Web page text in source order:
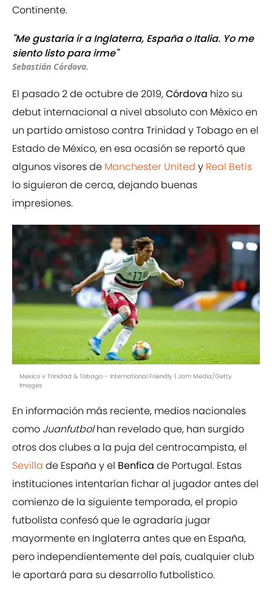
Continente.
"Me gustaría ir a Inglaterra, España o Italia. Yo me
siento listo para irme"
Sebastián Córdova.
El pasado 2 de octubrede 2019,Córdova hizo su
debut internacional a nivel absoluto con Méxicoen
un partido amistoso contra Trinidad y Tobagoen el
Estado de México, en esa ocasión se reportó que
algunos visores de Manchester United y Real Betis
lo siguieron de cerca, dejando buenas
impresiones.
Mexico v Trinidad & Tobago - International Friendly | Jam Media/Getty
Images
En información más reciente, medios nacionales
como Juanfutbolhan revelado que, han surgido
otros dos clubes a la puja del centrocampista, el
Sevilla de España y el Benfica de Portugal. Estas
instituciones intentarían fichar al jugador antes del
comienzo de la siguiente temporada, el propio
futbolista confesó que le agradaría jugar
mayormente en Inglaterra antes que en España,
pero independientemente del país, cualquier club
le aportará para su desarrollo futbolístico.